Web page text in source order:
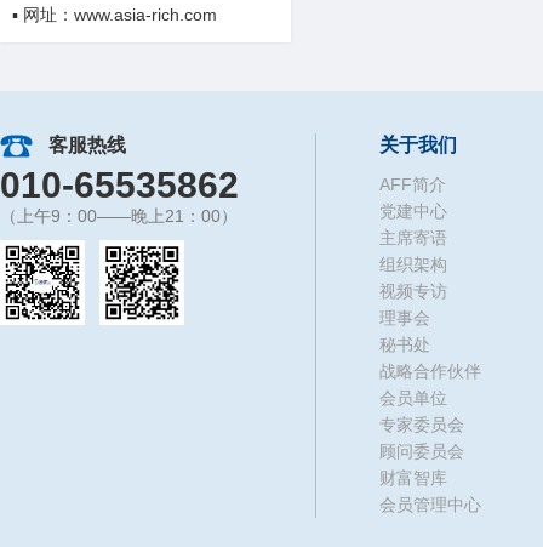
▪ 网址：www.asia-rich.com
客服热线
010-65535862
（上午9：00——晚上21：00）
关于我们
AFF简介
党建中心
主席寄语
组织架构
视频专访
理事会
秘书处
战略合作伙伴
会员单位
专家委员会
顾问委员会
财富智库
会员管理中心